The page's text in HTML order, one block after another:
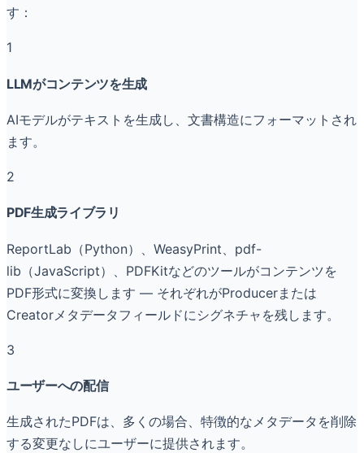
す：
1
LLMがコンテンツを生成
AIモデルがテキストを生成し、文書構造にフォーマットされ
ます。
2
PDF生成ライブラリ
ReportLab（Python）、WeasyPrint、pdf-
lib（JavaScript）、PDFKitなどのツールがコンテンツを
PDF形式に変換します — それぞれがProducerまたは
Creatorメタデータフィールドにシグネチャを残します。
3
ユーザーへの配信
生成されたPDFは、多くの場合、特徴的なメタデータを削除
する変更なしにユーザーに提供されます。